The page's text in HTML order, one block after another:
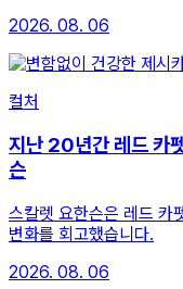
2026. 08. 06
컬처
지난 20년간 레드 카
슨
스칼렛 요한슨은 레드 카
변화를 회고했습니다.
2026. 08. 06